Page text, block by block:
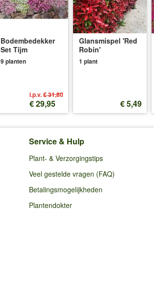
Bodembedekker
Set Tijm
9 planten
i.p.v.€ 31,80
€ 29,95
Glansmispel 'Red
Robin'
1 plant
€ 5,49
Service & Hulp
Plant- & Verzorgingstips
Veel gestelde vragen (FAQ)
Betalingsmogelijkheden
Plantendokter